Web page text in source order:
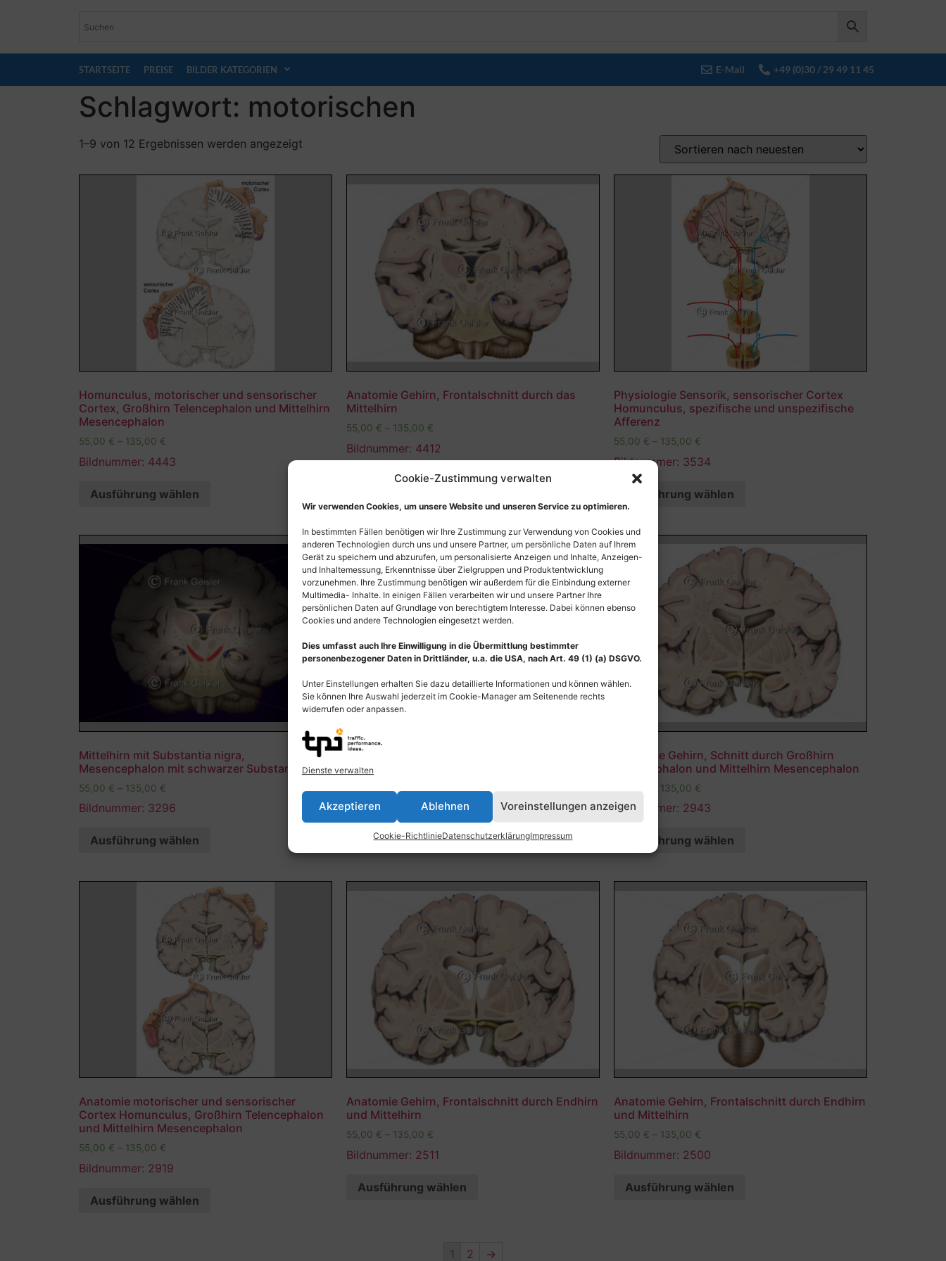
Cookie-Zustimmung verwalten
Wir verwenden Cookies, um unsere Website und unseren Service zu optimieren.
In bestimmten Fällen benötigen wir Ihre Zustimmung zur Verwendung von Cookies und
anderen Technologien durch uns und unsere Partner, um persönliche Daten auf Ihrem
Gerät zu speichern und abzurufen, um personalisierte Anzeigen und Inhalte, Anzeigen-
und Inhaltemessung, Erkenntnisse über Zielgruppen und Produktentwicklung
vorzunehmen. Ihre Zustimmung benötigen wir außerdem für die Einbindung externer
Multimedia- Inhalte. In einigen Fällen verarbeiten wir und unsere Partner Ihre
persönlichen Daten auf Grundlage von berechtigtem Interesse. Dabei können ebenso
Cookies und andere Technologien eingesetzt werden.
Dies umfasst auch Ihre Einwilligung in die Übermittlung bestimmter
personenbezogener Daten in Drittländer, u.a. die USA, nach Art. 49 (1) (a) DSGVO.
Unter Einstellungen erhalten Sie dazu detaillierte Informationen und können wählen.
Sie können Ihre Auswahl jederzeit im Cookie-Manager am Seitenende rechts
widerrufen oder anpassen.
Dienste verwalten
Akzeptieren Ablehnen Voreinstellungen anzeigen
Cookie-RichtlinieDatenschutzerklärungImpressum
STARTSEITE PREISE BILDER KATEGORIEN E-Mail +49 (0)30 / 29 49 11 45
Schlagwort: motorischen
1–9 von 12 Ergebnissen werden angezeigt
Homunculus, motorischer und sensorischer
Cortex, Großhirn Telencephalon und Mittelhirn
Mesencephalon
55,00 € – 135,00 €
Bildnummer: 4443
Ausführung wählen
Anatomie Gehirn, Frontalschnitt durch das
Mittelhirn
55,00 € – 135,00 €
Bildnummer: 4412
Ausführung wählen
Physiologie Sensorik, sensorischer Cortex
Homunculus, spezifische und unspezifische
Afferenz
55,00 € – 135,00 €
Bildnummer: 3534
Ausführung wählen
Mittelhirn mit Substantia nigra,
Mesencephalon mit schwarzer Substanz (rot)
55,00 € – 135,00 €
Bildnummer: 3296
Ausführung wählen
Frontalschnitt durch das Mittelhirn,
Mesencephalon mit Substantia nigra (rot)
Bildnummer: 3023
Ausführung wählen
Anatomie Gehirn, Schnitt durch Großhirn
Telencephalon und Mittelhirn Mesencephalon
135,00 €
Bildnummer: 2943
Ausführung wählen
Anatomie motorischer und sensorischer
Cortex Homunculus, Großhirn Telencephalon
und Mittelhirn Mesencephalon
55,00 € – 135,00 €
Bildnummer: 2919
Ausführung wählen
Anatomie Gehirn, Frontalschnitt durch Endhirn
und Mittelhirn
55,00 € – 135,00 €
Bildnummer: 2511
Ausführung wählen
Anatomie Gehirn, Frontalschnitt durch Endhirn
und Mittelhirn
55,00 € – 135,00 €
Bildnummer: 2500
Ausführung wählen
1 2 →